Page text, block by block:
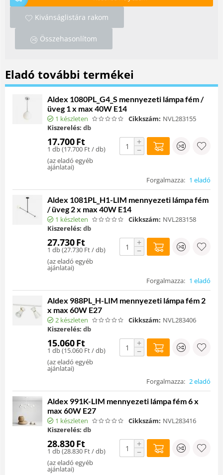
Kivánságlistára rakom
Összehasonlítom
Eladó további termékei
Aldex 1080PL_G4_S mennyezeti lámpa fém /
üveg 1 x max 40W E14
1 készleten Cikkszám: NVL283155
Kiszerelés: db
17.700Ft
1 db (17.700 Ft/ db)
(az eladó egyéb
ajánlatai)
+
−
Forgalmazza: 1 eladó
Aldex 1081PL_H1-LIM mennyezeti lámpa fém
/ üveg 2 x max 40W E14
1 készleten Cikkszám: NVL283158
Kiszerelés: db
27.730Ft
1 db (27.730 Ft/ db)
(az eladó egyéb
ajánlatai)
+
−
Forgalmazza: 1 eladó
Aldex 988PL_H-LIM mennyezeti lámpa fém 2
x max 60W E27
2 készleten Cikkszám: NVL283406
Kiszerelés: db
15.060Ft
1 db (15.060 Ft/ db)
(az eladó egyéb
ajánlatai)
+
−
Forgalmazza: 2 eladó
Aldex 991K-LIM mennyezeti lámpa fém 6 x
max 60W E27
1 készleten Cikkszám: NVL283416
Kiszerelés: db
28.830Ft
1 db (28.830 Ft/ db)
(az eladó egyéb
ajánlatai)
+
−